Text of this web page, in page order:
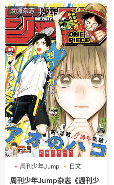
动漫杂志
周刊少年Jump
日文
週刊少年ジャンプ
周刊少年Jump杂志《週刊少